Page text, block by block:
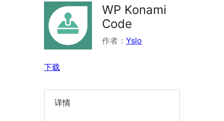
WP Konami
Code
作者： Yslo
下载
详情